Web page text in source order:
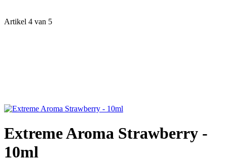
Artikel 4 van 5
Extreme Aroma Strawberry -
10ml